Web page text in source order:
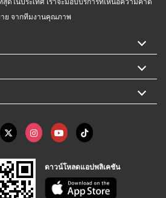
ย จากทีมงานคุณภาพ
ดาวน์โหลดแอปพลิเคชัน